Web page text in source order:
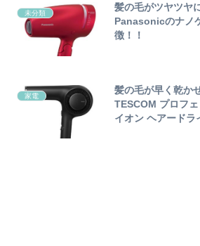
未分類
髪の毛がツヤツヤ
Panasonicのナノ
徴！！
家電
髪の毛が早く乾か
TESCOM プロフ
イオン ヘアードラ